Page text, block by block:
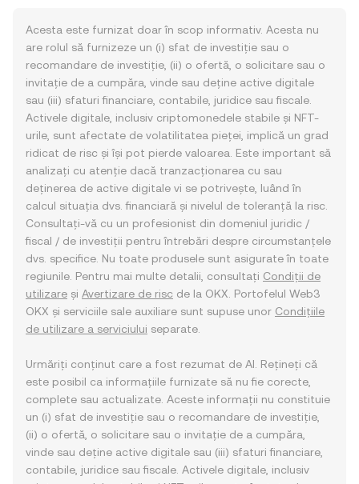
Acesta este furnizat doar în scop informativ. Acesta nu
are rolul să furnizeze un (i) sfat de investiție sau o
recomandare de investiție, (ii) o ofertă, o solicitare sau o
invitație de a cumpăra, vinde sau deține active digitale
sau (iii) sfaturi financiare, contabile, juridice sau fiscale.
Activele digitale, inclusiv criptomonedele stabile și NFT-
urile, sunt afectate de volatilitatea pieței, implică un grad
ridicat de risc și își pot pierde valoarea. Este important să
analizați cu atenție dacă tranzacționarea cu sau
deținerea de active digitale vi se potrivește, luând în
calcul situația dvs. financiară și nivelul de toleranță la risc.
Consultați-vă cu un profesionist din domeniul juridic /
fiscal / de investiții pentru întrebări despre circumstanțele
dvs. specifice. Nu toate produsele sunt asigurate în toate
regiunile. Pentru mai multe detalii, consultați Condiții de
utilizare și Avertizare de risc de la OKX. Portofelul Web3
OKX și serviciile sale auxiliare sunt supuse unor Condițiile
de utilizare a serviciului separate.
Urmăriți conținut care a fost rezumat de AI. Rețineți că
este posibil ca informațiile furnizate să nu fie corecte,
complete sau actualizate. Aceste informații nu constituie
un (i) sfat de investiție sau o recomandare de investiție,
(ii) o ofertă, o solicitare sau o invitație de a cumpăra,
vinde sau deține active digitale sau (iii) sfaturi financiare,
contabile, juridice sau fiscale. Activele digitale, inclusiv